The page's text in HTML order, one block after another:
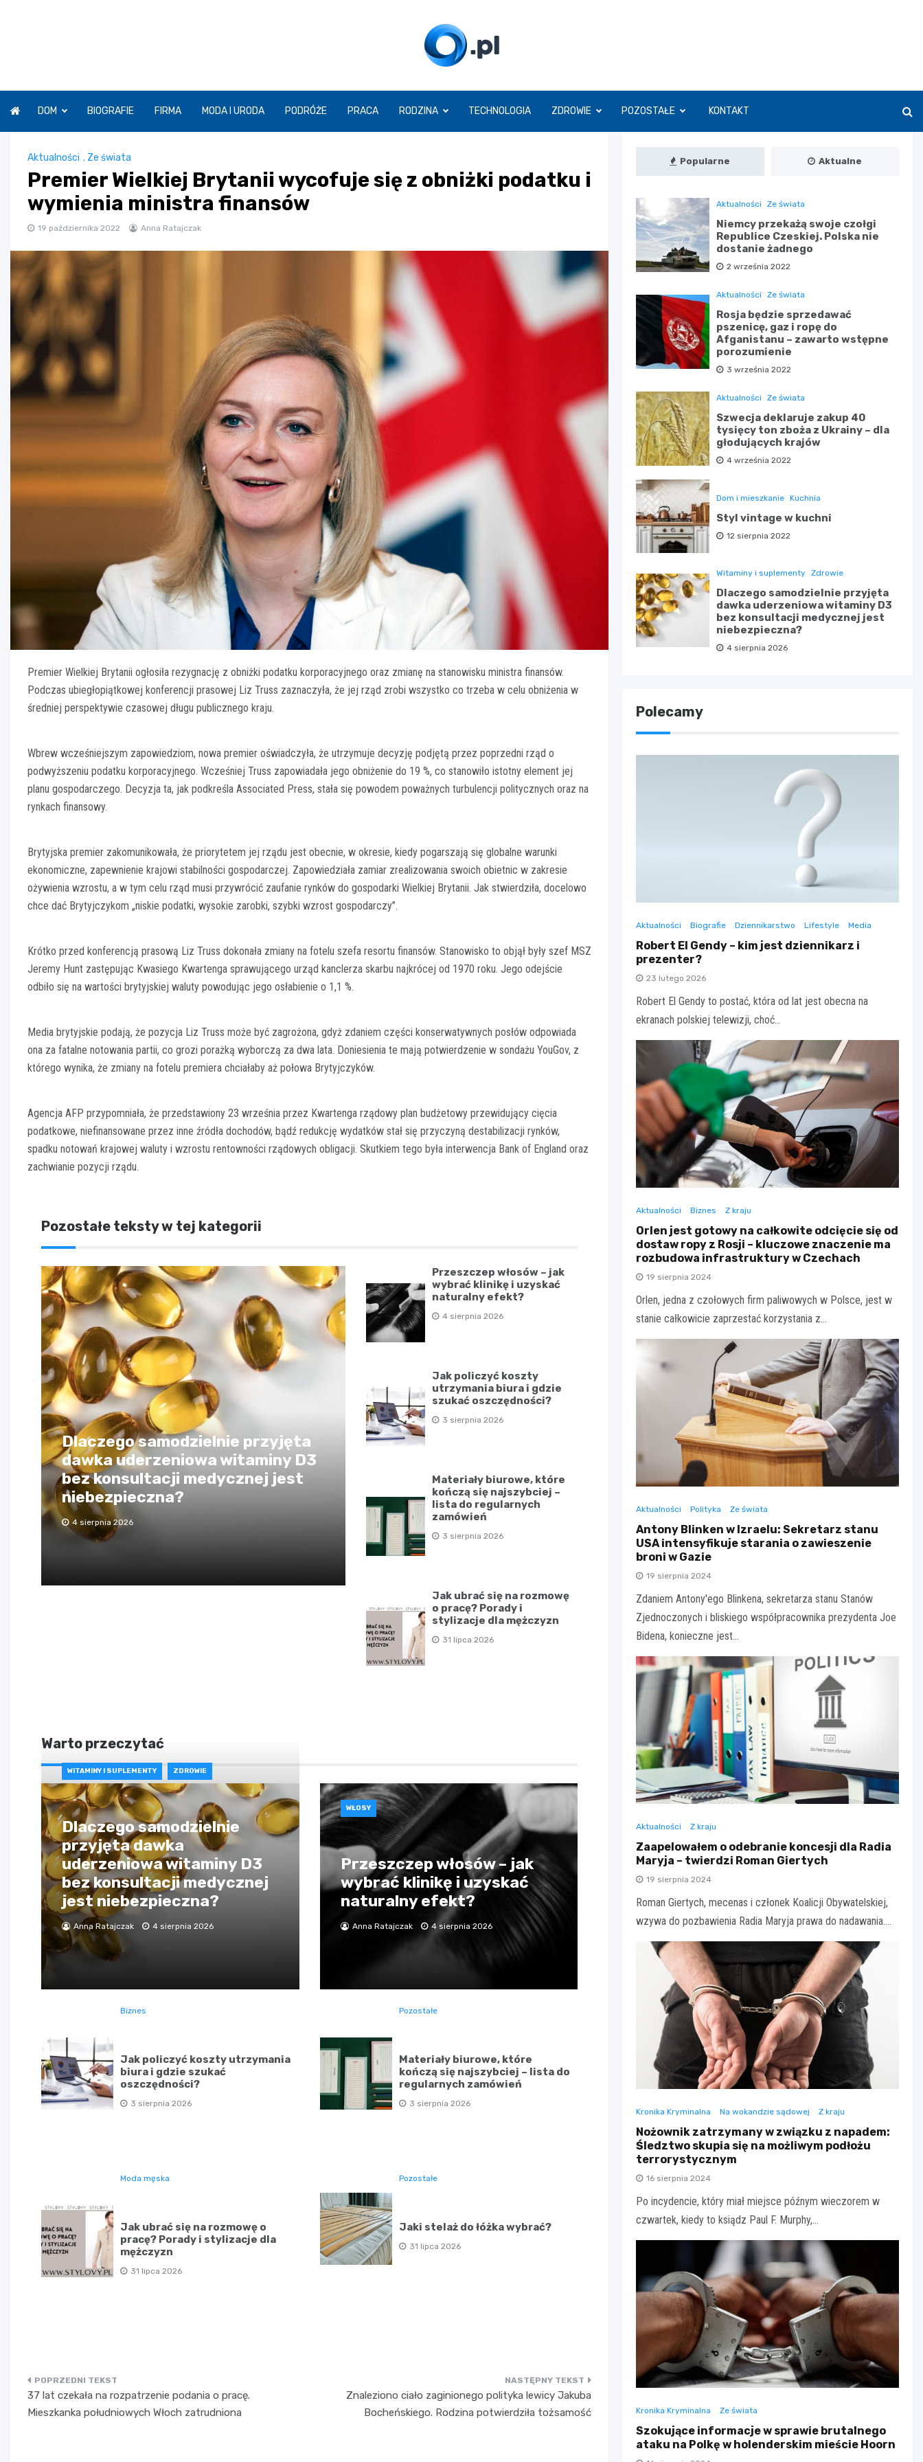
O.pl
DOM BIOGRAFIE FIRMA MODA I URODA PODRÓŻE PRACA RODZINA TECHNOLOGIA ZDROWIE POZOSTAŁE KONTAKT
Aktualności , Ze świata
Premier Wielkiej Brytanii wycofuje się z obniżki podatku i
wymienia ministra finansów
19 października 2022 Anna Ratajczak
Premier Wielkiej Brytanii ogłosiła rezygnację z obniżki podatku korporacyjnego oraz zmianę na stanowisku ministra finansów.
Podczas ubiegłopiątkowej konferencji prasowej Liz Truss zaznaczyła, że jej rząd zrobi wszystko co trzeba w celu obniżenia w
średniej perspektywie czasowej długu publicznego kraju.
Wbrew wcześniejszym zapowiedziom, nowa premier oświadczyła, że utrzymuje decyzję podjętą przez poprzedni rząd o
podwyższeniu podatku korporacyjnego. Wcześniej Truss zapowiadała jego obniżenie do 19 %, co stanowiło istotny element jej
planu gospodarczego. Decyzja ta, jak podkreśla Associated Press, stała się powodem poważnych turbulencji politycznych oraz na
rynkach finansowy.
Brytyjska premier zakomunikowała, że priorytetem jej rządu jest obecnie, w okresie, kiedy pogarszają się globalne warunki
ekonomiczne, zapewnienie krajowi stabilności gospodarczej. Zapowiedziała zamiar zrealizowania swoich obietnic w zakresie
ożywienia wzrostu, a w tym celu rząd musi przywrócić zaufanie rynków do gospodarki Wielkiej Brytanii. Jak stwierdziła, docelowo
chce dać Brytyjczykom „niskie podatki, wysokie zarobki, szybki wzrost gospodarczy”.
Krótko przed konferencją prasową Liz Truss dokonała zmiany na fotelu szefa resortu finansów. Stanowisko to objął były szef MSZ
Jeremy Hunt zastępując Kwasiego Kwartenga sprawującego urząd kanclerza skarbu najkrócej od 1970 roku. Jego odejście
odbiło się na wartości brytyjskiej waluty powodując jego osłabienie o 1,1 %.
Media brytyjskie podają, że pozycja Liz Truss może być zagrożona, gdyż zdaniem części konserwatywnych posłów odpowiada
ona za fatalne notowania partii, co grozi porażką wyborczą za dwa lata. Doniesienia te mają potwierdzenie w sondażu YouGov, z
którego wynika, że zmiany na fotelu premiera chciałaby aż połowa Brytyjczyków.
Agencja AFP przypomniała, że przedstawiony 23 września przez Kwartenga rządowy plan budżetowy przewidujący cięcia
podatkowe, niefinansowane przez inne źródła dochodów, bądź redukcję wydatków stał się przyczyną destabilizacji rynków,
spadku notowań krajowej waluty i wzrostu rentowności rządowych obligacji. Skutkiem tego była interwencja Bank of England oraz
zachwianie pozycji rządu.
Pozostałe teksty w tej kategorii
Dlaczego samodzielnie przyjęta
dawka uderzeniowa witaminy D3
bez konsultacji medycznej jest
niebezpieczna?
4 sierpnia 2026
Przeszczep włosów – jak
wybrać klinikę i uzyskać
naturalny efekt?
4 sierpnia 2026
Jak policzyć koszty
utrzymania biura i gdzie
szukać oszczędności?
3 sierpnia 2026
Materiały biurowe, które
kończą się najszybciej –
lista do regularnych
zamówień
3 sierpnia 2026
Jak ubrać się na rozmowę
o pracę? Porady i
stylizacje dla mężczyzn
31 lipca 2026
Warto przeczytać
WITAMINY I SUPLEMENTY ZDROWIE
Dlaczego samodzielnie
przyjęta dawka
uderzeniowa witaminy D3
bez konsultacji medycznej
jest niebezpieczna?
Anna Ratajczak 4 sierpnia 2026
WŁOSY
Przeszczep włosów – jak
wybrać klinikę i uzyskać
naturalny efekt?
Anna Ratajczak 4 sierpnia 2026
Biznes
Jak policzyć koszty utrzymania
biura i gdzie szukać
oszczędności?
3 sierpnia 2026
Pozostałe
Materiały biurowe, które
kończą się najszybciej – lista do
regularnych zamówień
3 sierpnia 2026
Moda męska
Jak ubrać się na rozmowę o
pracę? Porady i stylizacje dla
mężczyzn
31 lipca 2026
Pozostałe
Jaki stelaż do łóżka wybrać?
31 lipca 2026
Nawigacja
wpisu
37 lat czekała na rozpatrzenie podania o pracę.
Mieszkanka południowych Włoch zatrudniona
Znaleziono ciało zaginionego polityka lewicy Jakuba
Bocheńskiego. Rodzina potwierdziła tożsamość
Popularne Aktualne
Aktualności Ze świata
Niemcy przekażą swoje czołgi
Republice Czeskiej. Polska nie
dostanie żadnego
2 września 2022
Aktualności Ze świata
Rosja będzie sprzedawać
pszenicę, gaz i ropę do
Afganistanu – zawarto wstępne
porozumienie
3 września 2022
Aktualności Ze świata
Szwecja deklaruje zakup 40
tysięcy ton zboża z Ukrainy – dla
głodujących krajów
4 września 2022
Dom i mieszkanie Kuchnia
Styl vintage w kuchni
12 sierpnia 2022
Witaminy i suplementy Zdrowie
Dlaczego samodzielnie przyjęta
dawka uderzeniowa witaminy D3
bez konsultacji medycznej jest
niebezpieczna?
4 sierpnia 2026
Polecamy
Aktualności Biografie Dziennikarstwo Lifestyle Media
Robert El Gendy – kim jest dziennikarz i
prezenter?
23 lutego 2026
Robert El Gendy to postać, która od lat jest obecna na
ekranach polskiej telewizji, choć…
Aktualności Biznes Z kraju
Orlen jest gotowy na całkowite odcięcie się od
dostaw ropy z Rosji – kluczowe znaczenie ma
rozbudowa infrastruktury w Czechach
19 sierpnia 2024
Orlen, jedna z czołowych firm paliwowych w Polsce, jest w
stanie całkowicie zaprzestać korzystania z…
Aktualności Polityka Ze świata
Antony Blinken w Izraelu: Sekretarz stanu
USA intensyfikuje starania o zawieszenie
broni w Gazie
19 sierpnia 2024
Zdaniem Antony'ego Blinkena, sekretarza stanu Stanów
Zjednoczonych i bliskiego współpracownika prezydenta Joe
Bidena, konieczne jest…
Aktualności Z kraju
Zaapelowałem o odebranie koncesji dla Radia
Maryja – twierdzi Roman Giertych
19 sierpnia 2024
Roman Giertych, mecenas i członek Koalicji Obywatelskiej,
wzywa do pozbawienia Radia Maryja prawa do nadawania.…
Kronika Kryminalna Na wokandzie sądowej Z kraju
Nożownik zatrzymany w związku z napadem:
Śledztwo skupia się na możliwym podłożu
terrorystycznym
16 sierpnia 2024
Po incydencie, który miał miejsce późnym wieczorem w
czwartek, kiedy to ksiądz Paul F. Murphy,…
Kronika Kryminalna Ze świata
Szokujące informacje w sprawie brutalnego
ataku na Polkę w holenderskim mieście Hoorn